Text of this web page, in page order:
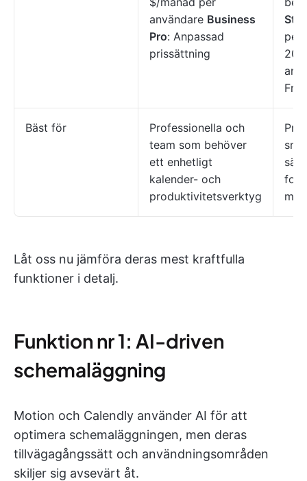
användare Business
Pro: Anpassad
prissättning
per
20
Bäst för
Professionella och
team som behöver
ett enhetligt
kalender- och
produktivitetsverktyg
Låt oss nu jämföra deras mest kraftfulla
funktioner i detalj.
Funktion nr 1: AI-driven
schemaläggning
Motion och Calendly använder AI för att
optimera schemaläggningen, men deras
tillvägagångssätt och användningsområden
skiljer sig avsevärt åt.